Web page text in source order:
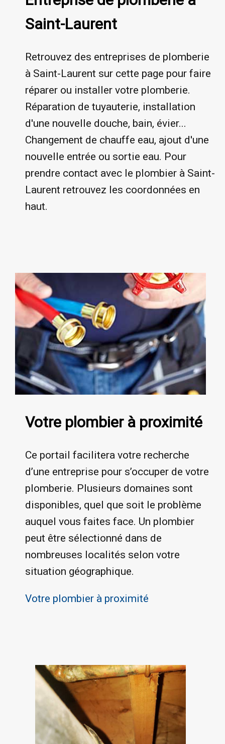
Saint-Laurent
Retrouvez des entreprises de plomberie
à Saint-Laurent sur cette page pour faire
réparer ou installer votre plomberie.
Réparation de tuyauterie, installation
d'une nouvelle douche, bain, évier...
Changement de chauffe eau, ajout d'une
nouvelle entrée ou sortie eau. Pour
prendre contact avec le plombier à Saint-
Laurent retrouvez les coordonnées en
haut.
Votre plombier à proximité
Ce portail facilitera votre recherche
d’une entreprise pour s’occuper de votre
plomberie. Plusieurs domaines sont
disponibles, quel que soit le problème
auquel vous faites face. Un plombier
peut être sélectionné dans de
nombreuses localités selon votre
situation géographique.
Votre plombier à proximité